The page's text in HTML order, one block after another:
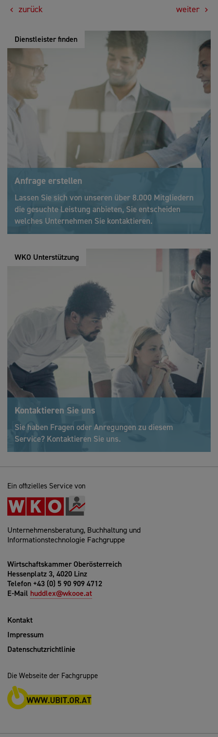
zurück weiter
Dienstleister finden
Anfrage erstellen
Lassen Sie sich von unseren über 8.000 Mitgliedern
die gesuchte Leistung anbieten, Sie entscheiden
welches Unternehmen Sie kontaktieren.
WKO Unterstützung
Kontaktieren Sie uns
Sie haben Fragen oder Anregungen zu diesem
Service? Kontaktieren Sie uns.
Ein offizielles Service von
Unternehmensberatung, Buchhaltung und
Informationstechnologie Fachgruppe
Wirtschaftskammer Oberösterreich
Hessenplatz 3, 4020 Linz
Telefon +43 (0) 5 90 909 4712
E-Mail huddlex@wkooe.at
Kontakt
Impressum
Datenschutzrichtlinie
Die Webseite der Fachgruppe